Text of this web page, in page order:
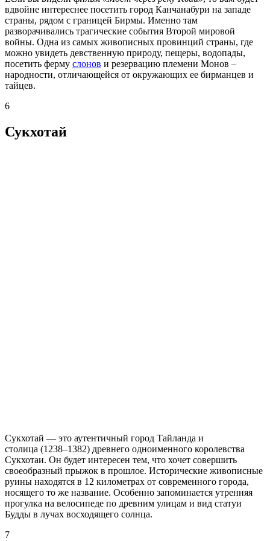
вдвойне интереснее посетить город Канчанабури на западе
страны, рядом с границей Бирмы. Именно там
разворачивались трагические события Второй мировой
войны. Одна из самых живописных провинций страны, где
можно увидеть девственную природу, пещеры, водопады,
посетить ферму слонов и резервацию племени Монов –
народности, отличающейся от окружающих ее бирманцев и
тайцев.
6
Сукхотай
Сукхотай — это аутентичный город Тайланда и
столица (1238–1382) древнего одноименного королевства
Сукхотаи. Он будет интересен тем, что хочет совершить
своеобразный прыжок в прошлое. Исторические живописные
руины находятся в 12 километрах от современного города,
носящего то же название. Особенно запоминается утренняя
прогулка на велосипеде по древним улицам и вид статуи
Будды в лучах восходящего солнца.
7